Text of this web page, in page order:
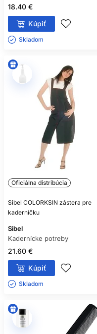
18.40 €
Kúpiť
Skladom ㅤ
Oficiálna distribúcia
Sibel COLORKSIN zástera pre
kaderníčku
Sibel
Kadernícke potreby
21.60 €
Kúpiť
Skladom ㅤ